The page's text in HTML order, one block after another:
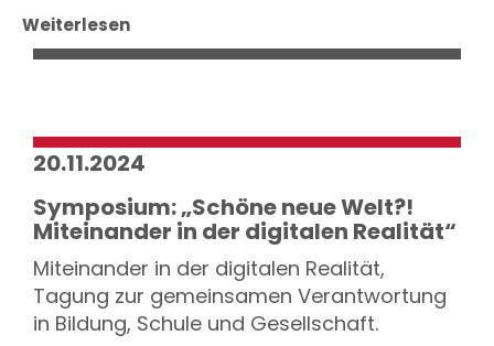
Weiterlesen
20.11.2024
Symposium: „Schöne neue Welt?!
Miteinander in der digitalen Realität“
Miteinander in der digitalen Realität,
Tagung zur gemeinsamen Verantwortung
in Bildung, Schule und Gesellschaft.